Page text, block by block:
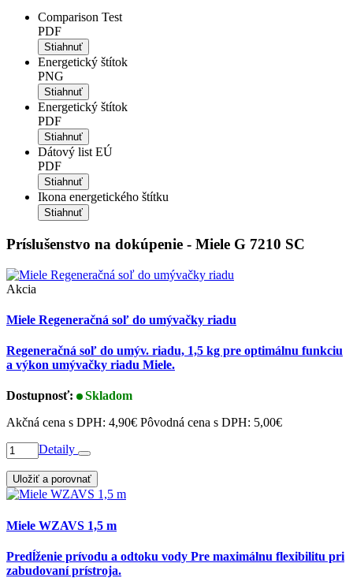
Comparison Test
PDF
Stiahnuť
Energetický štítok
PNG
Stiahnuť
Energetický štítok
PDF
Stiahnuť
Dátový list EÚ
PDF
Stiahnuť
Ikona energetického štítku
Stiahnuť
Príslušenstvo na dokúpenie - Miele G 7210 SC
Akcia
Miele Regeneračná soľ do umývačky riadu
Regeneračná soľ do umýv. riadu, 1,5 kg pre optimálnu funkciu
a výkon umývačky riadu Miele.
Dostupnosť:
Skladom
Akčná cena s DPH: 4,90€ Pôvodná cena s DPH: 5,00€
Detaily
Uložiť a porovnať
Miele WZAVS 1,5 m
Predĺženie prívodu a odtoku vody Pre maximálnu flexibilitu pri
zabudovaní prístroja.